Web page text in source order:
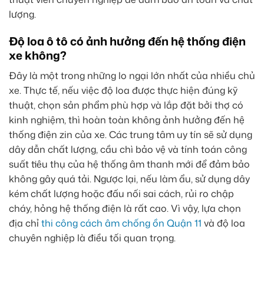
lượng.
Độ loa ô tô có ảnh hưởng đến hệ thống điện
xe không?
Đây là một trong những lo ngại lớn nhất của nhiều chủ
xe. Thực tế, nếu việc độ loa được thực hiện đúng kỹ
thuật, chọn sản phẩm phù hợp và lắp đặt bởi thợ có
kinh nghiệm, thì hoàn toàn không ảnh hưởng đến hệ
thống điện zin của xe. Các trung tâm uy tín sẽ sử dụng
dây dẫn chất lượng, cầu chì bảo vệ và tính toán công
suất tiêu thụ của hệ thống âm thanh mới để đảm bảo
không gây quá tải. Ngược lại, nếu làm ẩu, sử dụng dây
kém chất lượng hoặc đấu nối sai cách, rủi ro chập
cháy, hỏng hệ thống điện là rất cao. Vì vậy, lựa chọn
địa chỉthi công cách âm chống ồn Quận 11 và độ loa
chuyên nghiệp là điều tối quan trọng.